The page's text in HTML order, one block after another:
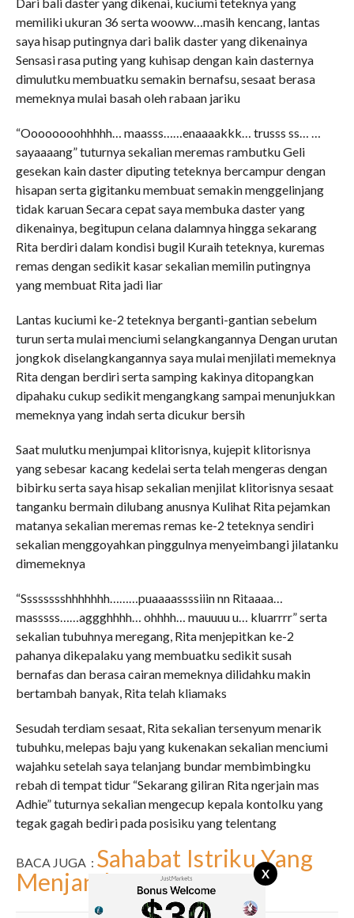
X
memiliki ukuran 36 serta wooww…masih kencang, lantas
saya hisap putingnya dari balik daster yang dikenainya
Sensasi rasa puting yang kuhisap dengan kain dasternya
dimulutku membuatku semakin bernafsu, sesaat berasa
memeknya mulai basah oleh rabaan jariku
“Oooooooohhhhh… maasss……enaaaakkk… trusss ss… …
sayaaaang” tuturnya sekalian meremas rambutku Geli
gesekan kain daster diputing teteknya bercampur dengan
hisapan serta gigitanku membuat semakin menggelinjang
tidak karuan Secara cepat saya membuka daster yang
dikenainya, begitupun celana dalamnya hingga sekarang
Rita berdiri dalam kondisi bugil Kuraih teteknya, kuremas
remas dengan sedikit kasar sekalian memilin putingnya
yang membuat Rita jadi liar
Lantas kuciumi ke-2 teteknya berganti-gantian sebelum
turun serta mulai menciumi selangkangannya Dengan urutan
jongkok diselangkangannya saya mulai menjilati memeknya
Rita dengan berdiri serta samping kakinya ditopangkan
dipahaku cukup sedikit mengangkang sampai menunjukkan
memeknya yang indah serta dicukur bersih
Saat mulutku menjumpai klitorisnya, kujepit klitorisnya
yang sebesar kacang kedelai serta telah mengeras dengan
bibirku serta saya hisap sekalian menjilat klitorisnya sesaat
tanganku bermain dilubang anusnya Kulihat Rita pejamkan
matanya sekalian meremas remas ke-2 teteknya sendiri
sekalian menggoyahkan pinggulnya menyeimbangi jilatanku
dimemeknya
“Sssssssshhhhhhh………puaaaassssiiin nn Ritaaaa…
masssss……aggghhhh… ohhhh… mauuuu u… kluarrrr” serta
sekalian tubuhnya meregang, Rita menjepitkan ke-2
pahanya dikepalaku yang membuatku sedikit susah
bernafas dan berasa cairan memeknya dilidahku makin
bertambah banyak, Rita telah kliamaks
Sesudah terdiam sesaat, Rita sekalian tersenyum menarik
tubuhku, melepas baju yang kukenakan sekalian menciumi
wajahku setelah saya telanjang bundar membimbingku
rebah di tempat tidur “Sekarang giliran Rita ngerjain mas
Adhie” tuturnya sekalian mengecup kepala kontolku yang
tegak gagah bediri pada posisiku yang telentang
BACA JUGA : Sahabat Istriku Yang
Menjanda